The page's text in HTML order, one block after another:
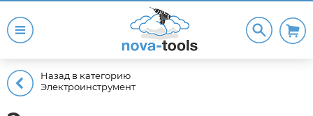
Назад в категорию
Электроинструмент